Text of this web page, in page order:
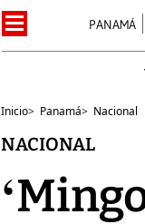
PANAMÁ
Inicio> Panamá> Nacional
NACIONAL